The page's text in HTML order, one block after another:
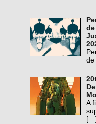
de
A